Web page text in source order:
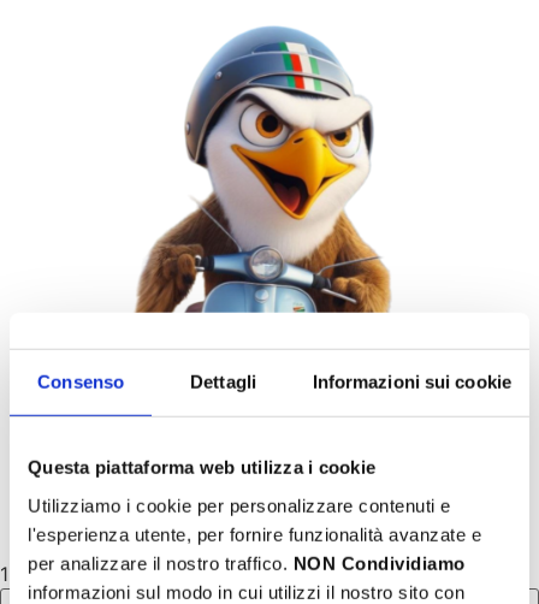
Consenso Dettagli Informazioni sui cookie
Questa piattaforma web utilizza i cookie
Utilizziamo i cookie per personalizzare contenuti e
l'esperienza utente, per fornire funzionalità avanzate e
per analizzare il nostro traffico. NON Condividiamo
informazioni sul modo in cui utilizzi il nostro sito con
Bearded Eagle
1 2 Last Page SELECT DAYS